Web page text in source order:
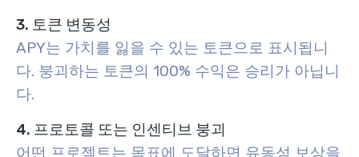
3. 토큰 변동성
APY는 가치를 잃을 수 있는 토큰으로 표시됩니
다. 붕괴하는 토큰의 100% 수익은 승리가 아닙니
다.
4. 프로토콜 또는 인센티브 붕괴
어떤 프로젝트는 목표에 도달하면 유동성 보상을